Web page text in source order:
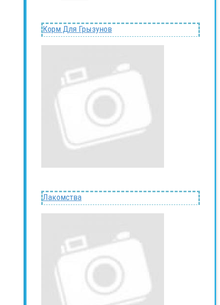
Корм Для Грызунов
Лакомства